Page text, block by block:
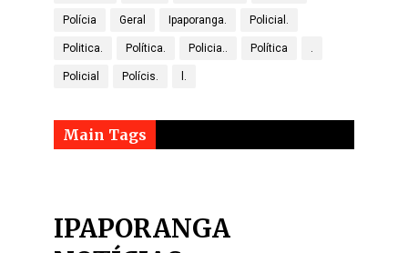
Polícia Geral Ipaporanga. Policial.
Politica. Política. Policia.. Política .
Policial Polícis. l.
Main Tags
IPAPORANGA